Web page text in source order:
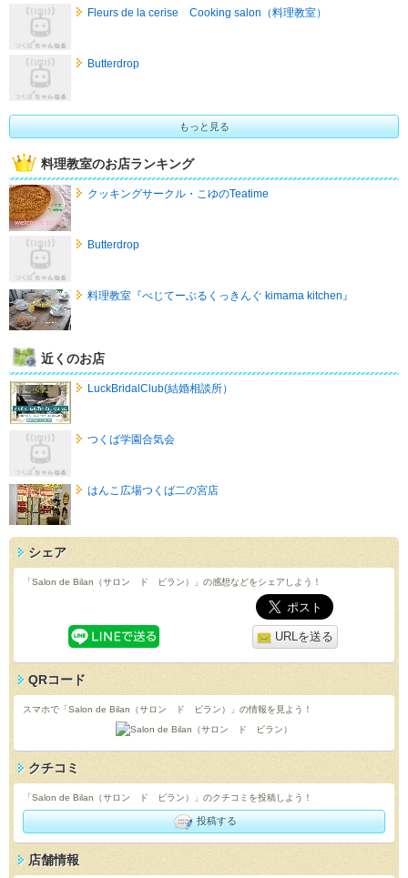
Fleurs de la cerise Cooking salon（料理教室）
Butterdrop
もっと見る
料理教室のお店ランキング
クッキングサークル・こゆのTeatime
Butterdrop
料理教室『べじてーぶるくっきんぐ kimama kitchen』
近くのお店
LuckBridalClub(結婚相談所）
つくば学園合気会
はんこ広場つくば二の宮店
シェア
「Salon de Bilan（サロン ド ビラン）」の感想などをシェアしよう！
URLを送る
QRコード
スマホで「Salon de Bilan（サロン ド ビラン）」の情報を見よう！
クチコミ
「Salon de Bilan（サロン ド ビラン）」のクチコミを投稿しよう！
投稿する
店舗情報